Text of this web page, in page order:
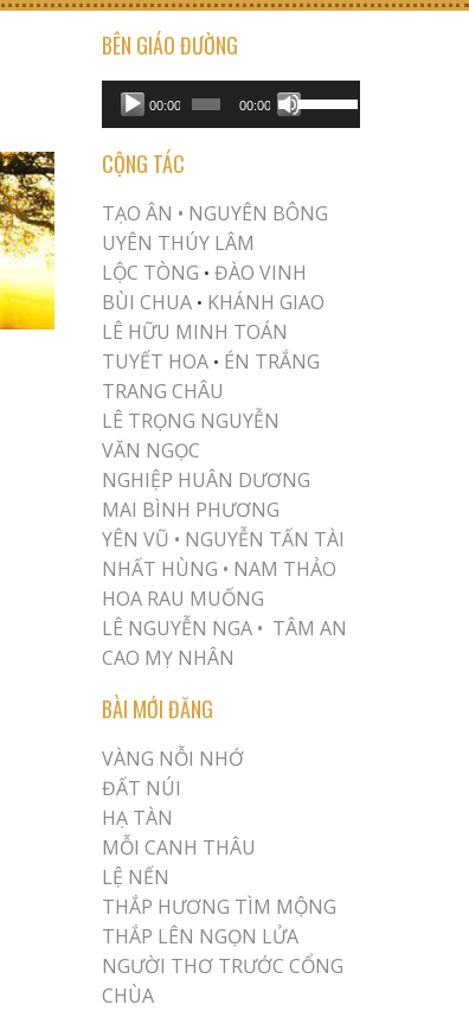
BÊN GIÁO ĐƯỜNG
Audio
Player
00:00 00:00
USE UP/DOWN ARROW KEYS TO INCREASE OR DECREASE VOLUME.
CỘNG TÁC
TẠO ÂN • NGUYÊN BÔNG
UYÊN THÚY LÂM
LỘC TÒNG •ĐÀO VINH
BÙI CHUA • KHÁNH GIAO
LÊ HỮU MINH TOÁN
TUYẾT HOA • ÉN TRẮNG
TRANG CHÂU
LÊ TRỌNG NGUYỄN
VĂN NGỌC
NGHIỆP HUÂN DƯƠNG
MAI BÌNH PHƯƠNG
YÊN VŨ • NGUYỄN TẤN TÀI
NHẤT HÙNG • NAM THẢO
HOA RAU MUỐNG
LÊ NGUYỄN NGA • TÂM AN
CAO MỴ NHÂN
BÀI MỚI ĐĂNG
VÀNG NỖI NHỚ
ĐẤT NÚI
HẠ TÀN
MỖI CANH THÂU
LỆ NẾN
THẮP HƯƠNG TÌM MỘNG
THẮP LÊN NGỌN LỬA
NGƯỜI THƠ TRƯỚC CỔNG
CHÙA